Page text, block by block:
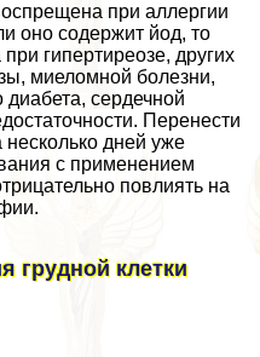
при аллергии
оно содержит йод, то
гипертиреозе, других
миеломной болезни,
сердечной
Перенести
несколько дней уже
с применением
повлиять на
грудной клетки